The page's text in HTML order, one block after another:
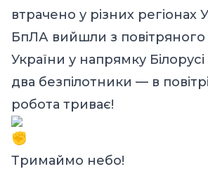
втрачено у різних регіонах
БпЛА вийшли з
України у напрямку Білорусі
два безпілотники — в
робота триває!
Тримаймо небо!